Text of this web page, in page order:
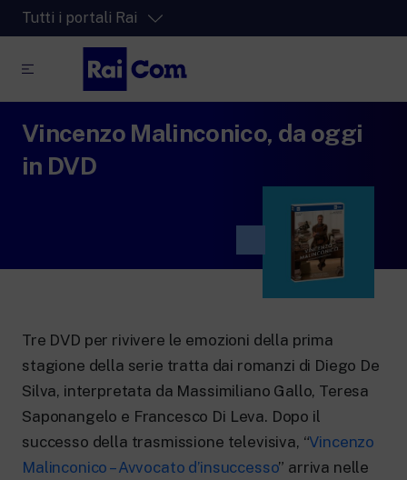
Tutti i portali Rai
RaiPlay
La piattaforma digitale dei canali Radio
Lo spazio sicuro ricco di cartoni animati
New 24 ore su 24: attualità, ultime notizie
e aggiornamenti.
RaiNews
Le redazioni regionali di RaiNews.
Rai TgR
Vincenzo Malinconico, da oggi
in DVD
Tre DVD per rivivere le emozioni della prima
stagione della serie tratta dai romanzi di Diego De
Silva, interpretata da Massimiliano Gallo, Teresa
Saponangelo e Francesco Di Leva. Dopo il
successo della trasmissione televisiva, “Vincenzo
Malinconico – Avvocato d’insuccesso” arriva nelle